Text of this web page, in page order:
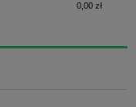
0,00 zł